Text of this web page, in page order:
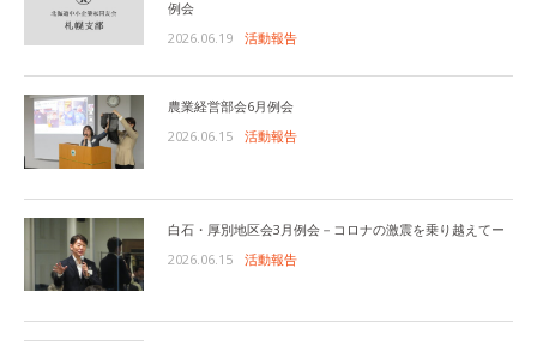
例会
2026.06.19
活動報告
農業経営部会6月例会
2026.06.15
活動報告
白石・厚別地区会3月例会－コロナの激震を乗り越えてー
2026.06.15
活動報告